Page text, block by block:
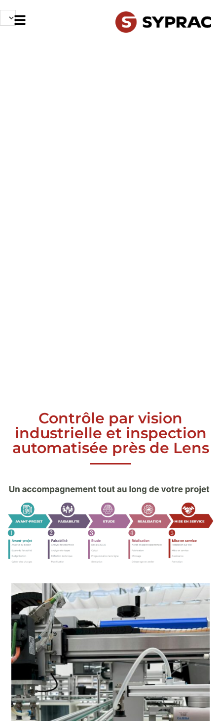
Contrôle par vision
industrielle et inspection
automatisée près de Lens